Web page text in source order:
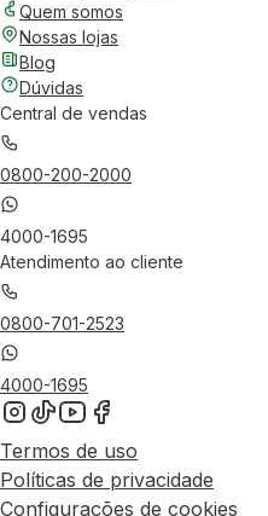
Quem somos
Nossas lojas
Blog
Dúvidas
Central de vendas
0800-200-2000
4000-1695
Atendimento ao cliente
0800-701-2523
4000-1695
Termos de uso
Políticas de privacidade
Configurações de cookies